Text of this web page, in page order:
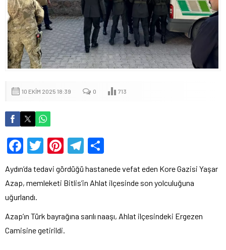
10 EKIM 2025 18:39 0 713
Facebook
Twitter
Pinterest
Telegram
Aydın’da tedavi gördüğü hastanede vefat eden Kore Gazisi Yaşar
Azap, memleketi Bitlis’in Ahlat ilçesinde son yolculuğuna
uğurlandı.
Azap’ın Türk bayrağına sarılı naaşı, Ahlat ilçesindeki Ergezen
Camisine getirildi.